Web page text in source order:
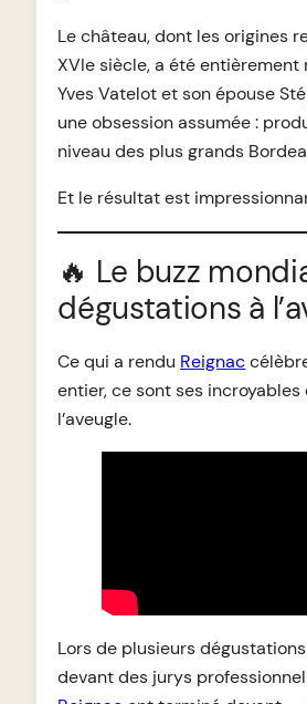
Le château, dont les origines
XVIe siècle, a été entièrement
Yves Vatelot et son épouse
une obsession assumée :
niveau des plus grands
Et le résultat est
🔥 Le buzz
dégustations à
Ce qui a rendu Reignac
entier, ce sont ses
l’aveugle.
Lors de plusieurs
devant des jurys